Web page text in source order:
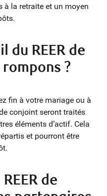
à la retraite et un moyen
du REER de
?
fin à votre mariage ou à
conjoint seront traités
éléments d’actif. Cela
et pourront être
de